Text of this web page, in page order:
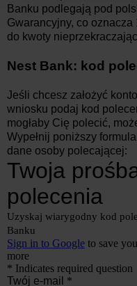
Banku podlegają pod
Gwarancyjny, co oznacza
do kwoty
Nest Bank: kod
Jeśli chcesz założyć
wniosku podaj kod
mogłaby Cię polecić,
Wypełnij poniższy
dane osoby polecającej: